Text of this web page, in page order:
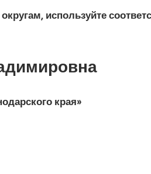
используйте
края»